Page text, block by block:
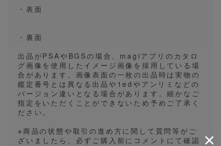
・表面
・裏面
出品がPSAやBGSの場合、magiアプリのカタロ
グ画像を使用したイメージ画像を採用している場
合があります。画像表面の一枚の出品時は実物の
鑑定番号とは異なる出品や1edやアンリミなどの
バージョン違いとなる場合があります。細かなご
指定をいただくことができないため予めご了承く
ださい。
※商品の状態や取引の進め方に関して質問等がご
ざいましたら、必ずご購入前にコメントにて確認